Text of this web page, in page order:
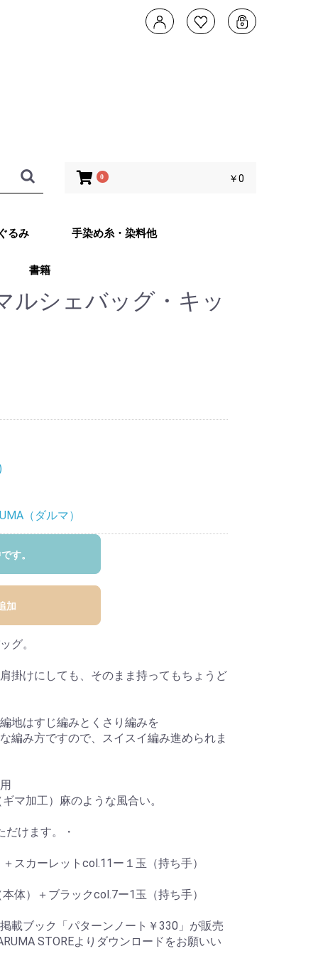
0 ￥0
るみ
デザイン 武
ト
もこのカメレ
あみぐるみ
手染め糸・染料他
書籍
ルシェバッグ・キッ
（ダルマ）
す。
加
グ。
掛けにしても、そのまま持ってもちょうど
地はすじ編みとくさり編みを
編み方ですので、スイスイ編み進められま
マ加工）麻のような風合い。
だけます。・
スカーレットcol.11ー１玉（持ち手）
体）＋ブラックcol.7ー1玉（持ち手）
載ブック「パターンノート￥330」が販売
STOREよりダウンロードをお願いい